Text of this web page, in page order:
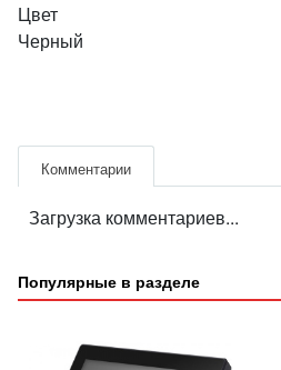
Цвет
Черный
Комментарии
Загрузка комментариев...
Популярные в разделе